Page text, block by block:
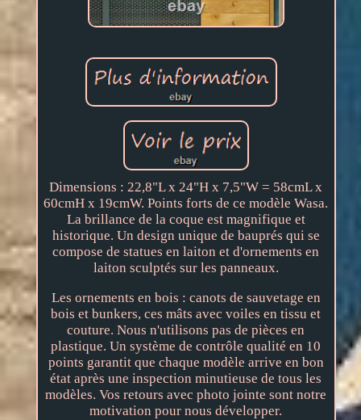
Dimensions : 22,8"L x 24"H x 7,5"W = 58cmL x
60cmH x 19cmW. Points forts de ce modèle Wasa.
La brillance de la coque est magnifique et
historique. Un design unique de bauprés qui se
compose de statues en laiton et d'ornements en
laiton sculptés sur les panneaux.
Les ornements en bois : canots de sauvetage en
bois et bunkers, ces mâts avec voiles en tissu et
couture. Nous n'utilisons pas de pièces en
plastique. Un système de contrôle qualité en 10
points garantit que chaque modèle arrive en bon
état après une inspection minutieuse de tous les
modèles. Vos retours avec photo jointe sont notre
motivation pour nous développer.